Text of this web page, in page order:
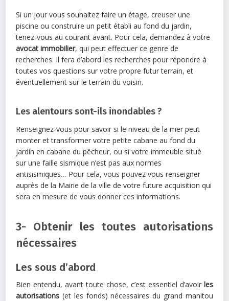
Si un jour vous souhaitez faire un étage, creuser une
piscine ou construire un petit établi au fond du jardin,
tenez-vous au courant avant. Pour cela, demandez à votre
avocat immobilier, qui peut effectuer ce genre de
recherches. Il fera d’abord les recherches pour répondre à
toutes vos questions sur votre propre futur terrain, et
éventuellement sur le terrain du voisin.
Les alentours sont-ils inondables ?
Renseignez-vous pour savoir si le niveau de la mer peut
monter et transformer votre petite cabane au fond du
jardin en cabane du pêcheur, ou si votre immeuble situé
sur une faille sismique n’est pas aux normes
antisismiques… Pour cela, vous pouvez vous renseigner
auprès de la Mairie de la ville de votre future acquisition qui
sera en mesure de vous donner ces informations.
3- Obtenir les toutes autorisations
nécessaires
Les sous d’abord
Bien entendu, avant toute chose, c’est essentiel d’avoir les
autorisations (et les fonds) nécessaires du grand manitou